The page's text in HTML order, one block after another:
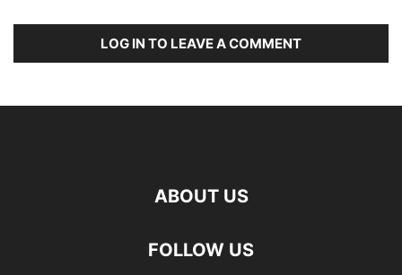
LOG IN TO LEAVE A COMMENT
ABOUT US
FOLLOW US